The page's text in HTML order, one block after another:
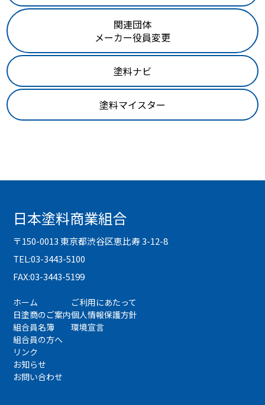
関連団体
メーカー役員変更
塗料ナビ
塗料マイスター
日本塗料商業組合
〒150-0013 東京都渋谷区恵比寿 3-12-8
TEL:03-3443-5100
FAX:03-3443-5199
ホーム
日塗商のご案内
組合員名簿
組合員の方へ
リンク
お知らせ
お問い合わせ
ご利用にあたって
個人情報保護方針
環境宣言